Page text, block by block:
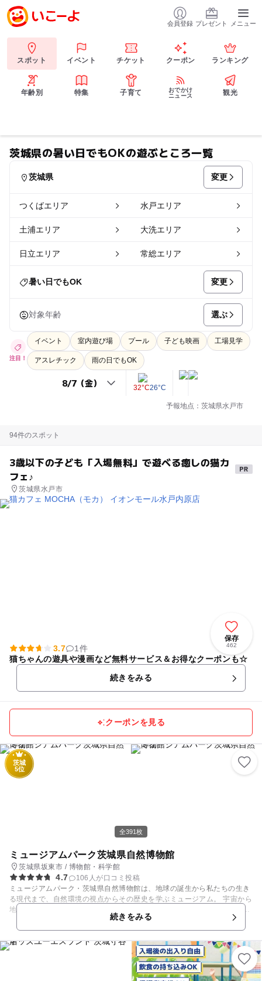
会員登録 プレゼント メニュー
スポット イベント チケット クーポン ランキング
年齢別 特集 子育て
おでかけ
ニュース
観光
茨城県の暑い日でもOKの遊ぶところ一覧
茨城県 変更
つくばエリア 水戸エリア
土浦エリア 大洗エリア
日立エリア 常総エリア
暑い日でもOK 変更
対象年齢 選ぶ
注目！
イベント 室内遊び場 プール 子ども映画 工場見学
アスレチック 雨の日でもOK
32°C26°C
予報地点：茨城県水戸市
94件のスポット
3歳以下の子ども「入場無料」で遊べる癒しの猫カ
フェ♪
茨城県水戸市
保存
462
3.7
1件
猫ちゃんの遊具や漫画など無料サービス＆お得なクーポンも☆
続きをみる
クーポンを見る
全391枚
茨城
5位
ミュージアムパーク茨城県自然博物館
茨城県坂東市 / 博物館・科学館
4.7
106人が口コミ投稿
ミュージアムパーク・茨城県自然博物館は、地球の誕生から私たちの生き
る現代まで、自然環境の視点からその歴史を学ぶミュージアム。 宇宙から
地球，生命へと展開していく第１～第５にわたる総合展示をはじめ、部門
展示及び映像ホールでは身近な茨城県の自然についての資料を見ることが
できます。 身近な環境と地球全体の問題とが結びつくような構成が楽しめ
ます。また、フィールドガイドや講座など、学んだ内容を生かせるイベン
トも多数開催。野外施設も充実しており、豊かな自然体験をかなえてくれ
続きをみる